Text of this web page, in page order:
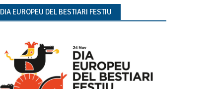
DIA EUROPEU DEL BESTIARI FESTIU